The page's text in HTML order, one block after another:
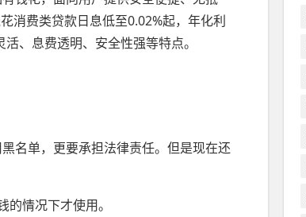
消费类贷款日息低至0.02%起，年化利
、息费透明、安全性强等特点。
名单，更要承担法律责任。但是现在还
情况下才使用。